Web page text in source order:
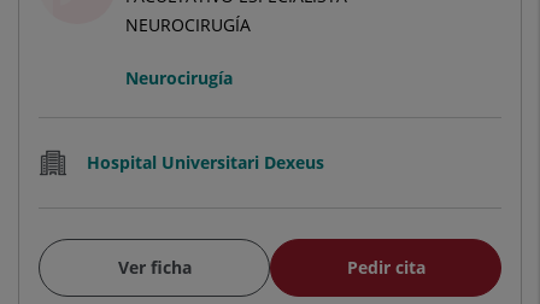
NEUROCIRUGÍA
Neurocirugía
Hospital Universitari Dexeus
Ver ficha Pedir cita